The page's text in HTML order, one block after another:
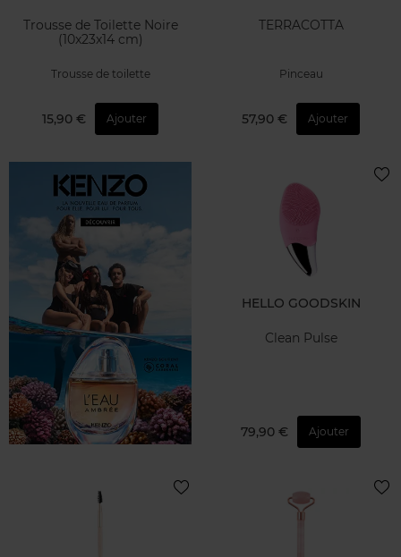
Trousse de Toilette Noire
(10x23x14 cm)
Trousse de toilette
15,90 € Ajouter
TERRACOTTA
Pinceau
57,90 € Ajouter
HELLO GOODSKIN
Clean Pulse
79,90 € Ajouter